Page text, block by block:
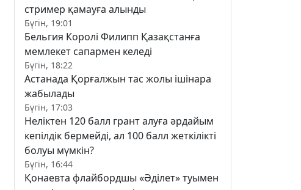
стример қамауға алынды
Бүгін, 19:01
Бельгия Королі Филипп Қазақстанға
мемлекет сапармен келеді
Бүгін, 18:22
Астанада Қорғалжын тас жолы ішінара
жабылады
Бүгін, 17:03
Неліктен 120 балл грант алуға әрдайым
кепілдік бермейді, ал 100 балл жеткілікті
болуы мүмкін?
Бүгін, 16:44
Қонаевта флайбордшы «Әділет» туымен